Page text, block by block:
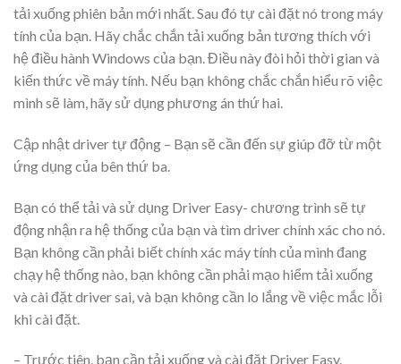
tải xuống phiên bản mới nhất. Sau đó tự cài đặt nó trong máy
tính của bạn. Hãy chắc chắn tải xuống bản tương thích với
hệ điều hành Windows của bạn. Điều này đòi hỏi thời gian và
kiến thức về máy tính. Nếu bạn không chắc chắn hiểu rõ việc
mình sẽ làm, hãy sử dụng phương án thứ hai.
Cập nhật driver tự động – Bạn sẽ cần đến sự giúp đỡ từ một
ứng dụng của bên thứ ba.
Bạn có thể tải và sử dụng Driver Easy- chương trình sẽ tự
động nhận ra hệ thống của bạn và tìm driver chính xác cho nó.
Bạn không cần phải biết chính xác máy tính của mình đang
chạy hệ thống nào, bạn không cần phải mạo hiểm tải xuống
và cài đặt driver sai, và bạn không cần lo lắng về việc mắc lỗi
khi cài đặt.
– Trước tiên, bạn cần tải xuống và cài đặt Driver Easy.